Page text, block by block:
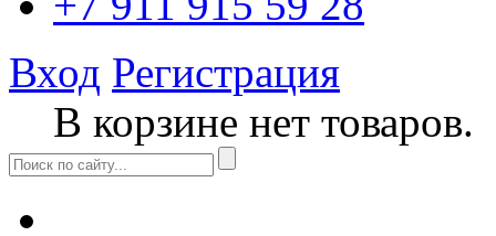
Вход Регистрация
В корзине нет товаров.